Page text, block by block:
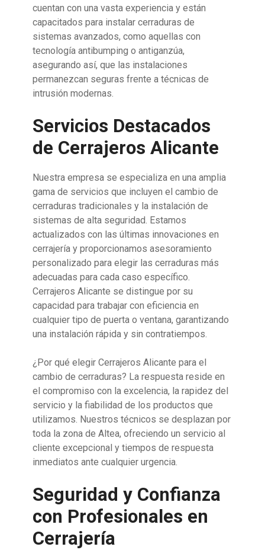
cuentan con una vasta experiencia y están
capacitados para instalar cerraduras de
sistemas avanzados, como aquellas con
tecnología antibumping o antiganzúa,
asegurando así, que las instalaciones
permanezcan seguras frente a técnicas de
intrusión modernas.
Servicios Destacados
de Cerrajeros Alicante
Nuestra empresa se especializa en una amplia
gama de servicios que incluyen el cambio de
cerraduras tradicionales y la instalación de
sistemas de alta seguridad. Estamos
actualizados con las últimas innovaciones en
cerrajería y proporcionamos asesoramiento
personalizado para elegir las cerraduras más
adecuadas para cada caso específico.
Cerrajeros Alicante se distingue por su
capacidad para trabajar con eficiencia en
cualquier tipo de puerta o ventana, garantizando
una instalación rápida y sin contratiempos.
¿Por qué elegir Cerrajeros Alicante para el
cambio de cerraduras? La respuesta reside en
el compromiso con la excelencia, la rapidez del
servicio y la fiabilidad de los productos que
utilizamos. Nuestros técnicos se desplazan por
toda la zona de Altea, ofreciendo un servicio al
cliente excepcional y tiempos de respuesta
inmediatos ante cualquier urgencia.
Seguridad y Confianza
con Profesionales en
Cerrajería